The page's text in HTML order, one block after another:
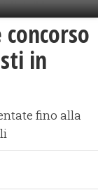
in
fino alla